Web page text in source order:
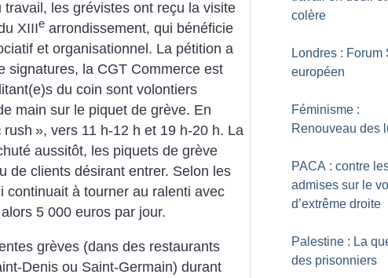
travail, les grévistes ont reçu la visite
XIIIe arrondissement, qui bénéficie
et organisationnel. La pétition a
signatures, la CGT Commerce est
du coin sont volontiers
main sur le piquet de grève. En
rush », vers 11 h-12 h et 19 h-20 h. La
aussitôt, les piquets de grève
de clients désirant entrer. Selon les
continuait à tourner au ralenti avec
5 000 euros par jour.
grèves (dans des restaurants
Denis ou Saint-Germain) durant
colère
Londres : Forum
européen
Féminisme :
Renouveau des
PACA : contre
admises sur le
d’extrême droite
Palestine : La
des prisonniers